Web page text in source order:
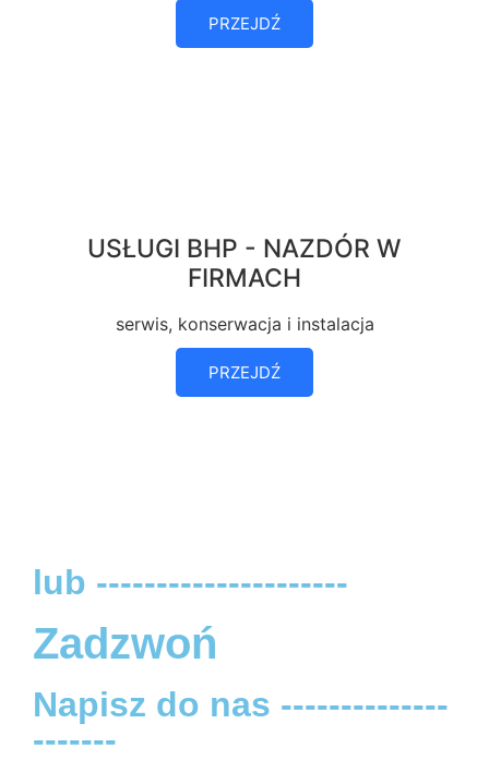
PRZEJDŹ
USŁUGI BHP - NAZDÓR W
FIRMACH
serwis, konserwacja i instalacja
PRZEJDŹ
Napisz do nas --------------
-------
lub ---------------------
Zadzwoń